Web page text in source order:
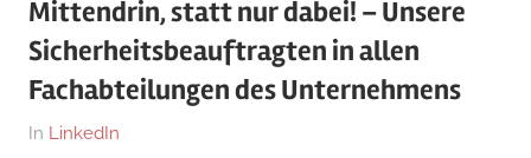
Mittendrin, statt nur dabei! – Unsere
Sicherheitsbeauftragten in allen
Fachabteilungen des Unternehmens
Am
Von
In LinkedIn